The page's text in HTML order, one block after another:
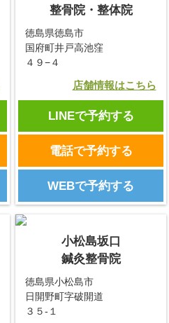
整骨院・整体院
徳島県徳島市
国府町井戸高池窪
４９−４
店舗情報はこちら
LINEで予約する
電話で予約する
WEBで予約する
小松島坂口
鍼灸整骨院
徳島県小松島市
日開野町字破開道
３５-１